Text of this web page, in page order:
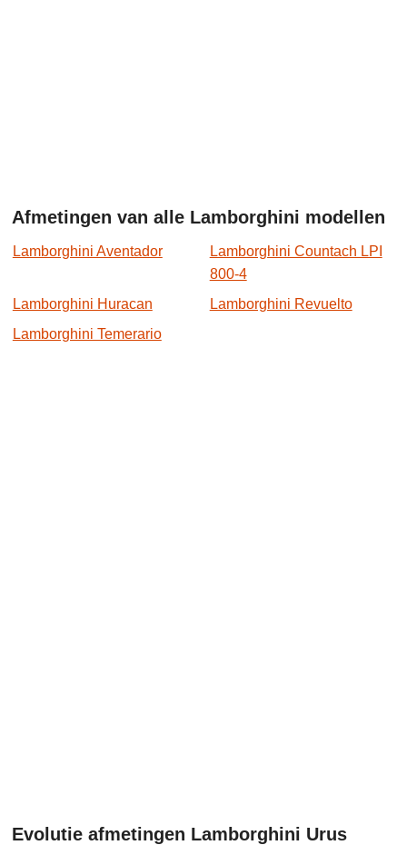
Afmetingen van alle Lamborghini modellen
Lamborghini Aventador
Lamborghini Countach LPI
800-4
Lamborghini Huracan
Lamborghini Revuelto
Lamborghini Temerario
Evolutie afmetingen Lamborghini Urus